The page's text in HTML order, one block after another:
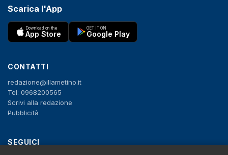
Scarica l'App
Download on the
App Store
GET IT ON
Google Play
CONTATTI
redazione@illametino.it
Tel: 0968200565
Scrivi alla redazione
Pubblicità
SEGUICI